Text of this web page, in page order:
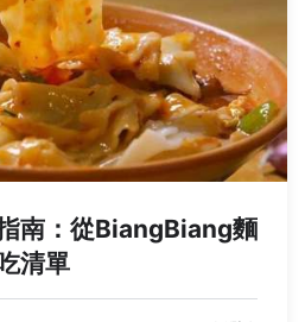
南：從BiangBiang麵
清單